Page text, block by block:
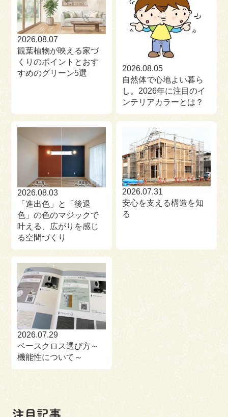
2026.08.07
観葉植物が映える家づ
くりのポイントとおす
すめのグリーン5選
2026.08.05
自然体で心地よい暮ら
し。2026年に注目のイ
ンテリアカラーとは？
2026.08.03
「進出色」と「後退
色」の色のマジックで
叶える、広がりを感じ
る空間づくり
2026.07.31
安心を支える構造を知
る
2026.07.29
ベースクロス選び方～
機能性について～